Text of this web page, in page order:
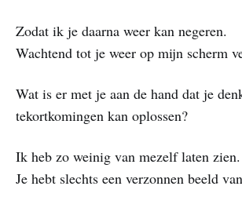
Zodat ik je daarna weer kan negeren.
Wachtend tot je weer op mijn scherm
Wat is er met je aan de hand dat je
tekortkomingen kan oplossen?
Ik heb zo weinig van mezelf laten zien.
Je hebt slechts een verzonnen beeld